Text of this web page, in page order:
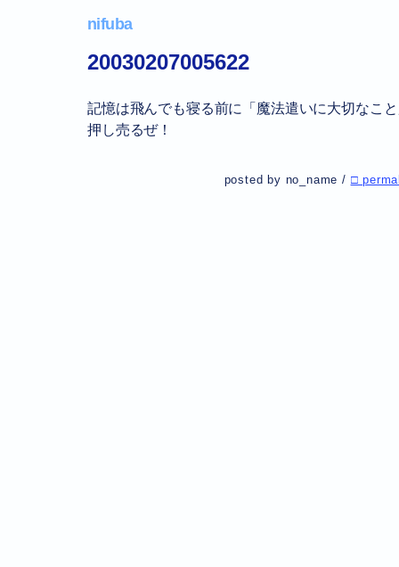
nifuba
20030207005622
記憶は飛んでも寝る前に「魔法遣いに大切なこ
押し売るぜ！
posted by no_name / □